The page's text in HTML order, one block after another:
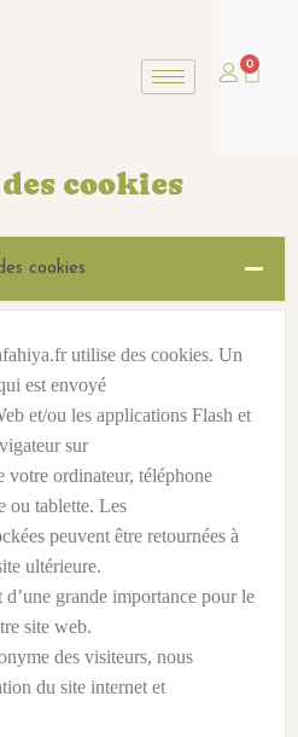
0
Panier
cookies
cookies
utilise des cookies. Un
est envoyé
et/ou les applications Flash et
sur
votre ordinateur, téléphone
ou tablette. Les
peuvent être retournées à
ultérieure.
grande importance pour le
site web.
des visiteurs, nous
du site internet et